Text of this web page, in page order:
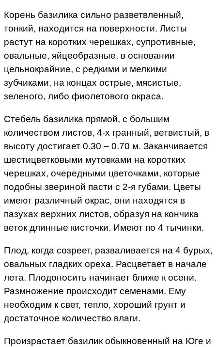
Корень базилика сильно разветвленный,
тонкий, находится на поверхности. Листы
растут на коротких черешках, супротивные,
овальные, яйцеобразные, в основании
цельнокрайние, с редкими и мелкими
зубчиками, на концах острые, мясистые,
зеленого, либо фиолетового окраса.
Стебель базилика прямой, с большим
количеством листов, 4-х гранный, ветвистый, в
высоту достигает 0.30 – 0.70 м. Заканчивается
шестицветковыми мутовками на коротких
черешках, очередными цветочками, которые
подобны звериной пасти с 2-я губами. Цветы
имеют различный окрас, они находятся в
пазухах верхних листов, образуя на кончика
веток длинные кисточки. Имеют по 4 тычинки.
Плод, когда созреет, разваливается на 4 бурых,
овальных гладких ореха. Расцветает в начале
лета. Плодоносить начинает ближе к осени.
Размножение происходит семенами. Ему
необходим к свет, тепло, хороший грунт и
достаточное количество влаги.
Произрастает базилик обыкновенный на Юге и